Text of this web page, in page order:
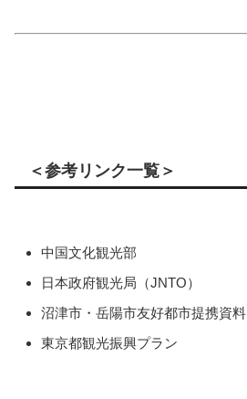
＜参考リンク一覧＞
中国文化観光部
日本政府観光局（JNTO）
沼津市・岳陽市友好都市提携資料
東京都観光振興プラン